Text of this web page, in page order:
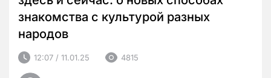
знакомства с культурой разных
народов
12:07 / 11.01.25 4815